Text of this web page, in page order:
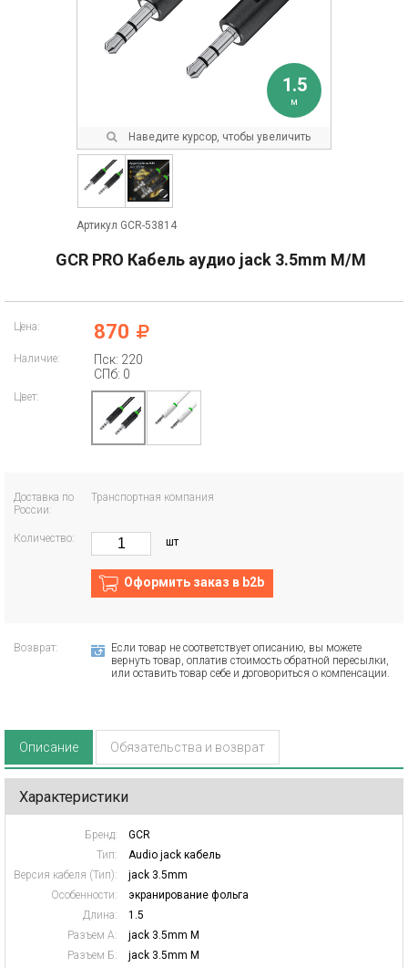
1.5
м
Наведите курсор, чтобы увеличить
Артикул GCR-53814
GCR PRO Кабель аудио jack 3.5mm M/M
Цена: 870
Наличие:
Пск: 220
СПб: 0
Цвет:
Доставка по
России:
Транспортная компания
Количество: шт
Оформить заказ в b2b
Возврат:
Если товар не соответствует описанию, вы можете
вернуть товар, оплатив стоимость обратной пересылки,
или оставить товар себе и договориться о компенсации.
Описание Обязательства и возврат
Характеристики
Бренд:
GCR
Тип:
Audio jack кабель
Версия кабеля (Тип):
jack 3.5mm
Особенности:
экранирование фольга
Длина:
1.5
Разъем А:
jack 3.5mm M
Разъем Б:
jack 3.5mm M